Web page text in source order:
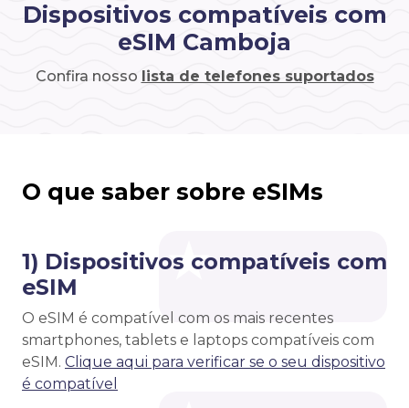
Dispositivos compatíveis com
eSIM Camboja
Confira nosso lista de telefones suportados
O que saber sobre eSIMs
1) Dispositivos compatíveis com
eSIM
O eSIM é compatível com os mais recentes
smartphones, tablets e laptops compatíveis com
eSIM. Clique aqui para verificar se o seu dispositivo
é compatível